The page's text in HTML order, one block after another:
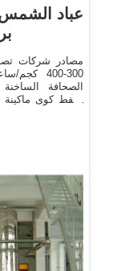
عباد
مصادر شركات
300-400
الصحافة
النفط كوى